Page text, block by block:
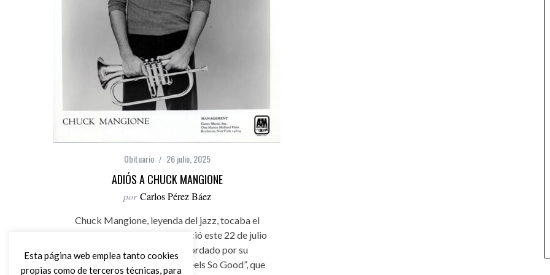
Obituario 26 julio, 2025
ADIÓS A CHUCK MANGIONE
por Carlos Pérez Báez
Chuck Mangione, leyenda del jazz, tocaba el
flugelhorn y compositor, falleció este 22 de julio
a la edad de 84 años. Recordado por su
magnifica composición de “Feels So Good”, que
Esta página web emplea tanto cookies
propias como de terceros técnicas, para